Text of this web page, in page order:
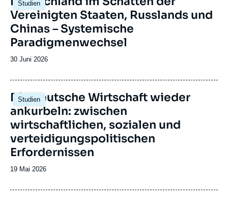
Studien
principale
Vereinigten Staaten, Russlands und
Chinas – Systemische
Paradigmenwechsel
Date
publication
30 Juni 2026
Studien
Image
principale
Die deutsche Wirtschaft wieder
ankurbeln: zwischen
wirtschaftlichen, sozialen und
verteidigungspolitischen
Erfordernissen
Date
publication
19 Mai 2026